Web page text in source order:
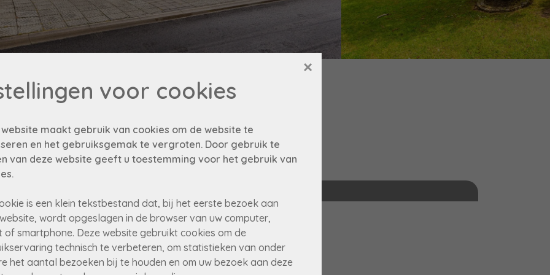
in Hoeselt
voor cookies
website maakt gebruik van cookies om de website te
en het gebruiksgemak te vergroten. Door gebruik te
van deze website geeft u toestemming voor het gebruik van
is een klein tekstbestand dat, bij het eerste bezoek aan
wordt opgeslagen in de browser van uw computer,
of smartphone. Deze website gebruikt cookies om de
technisch te verbeteren, om statistieken van onder
het aantal bezoeken bij te houden en om uw bezoek aan deze
×